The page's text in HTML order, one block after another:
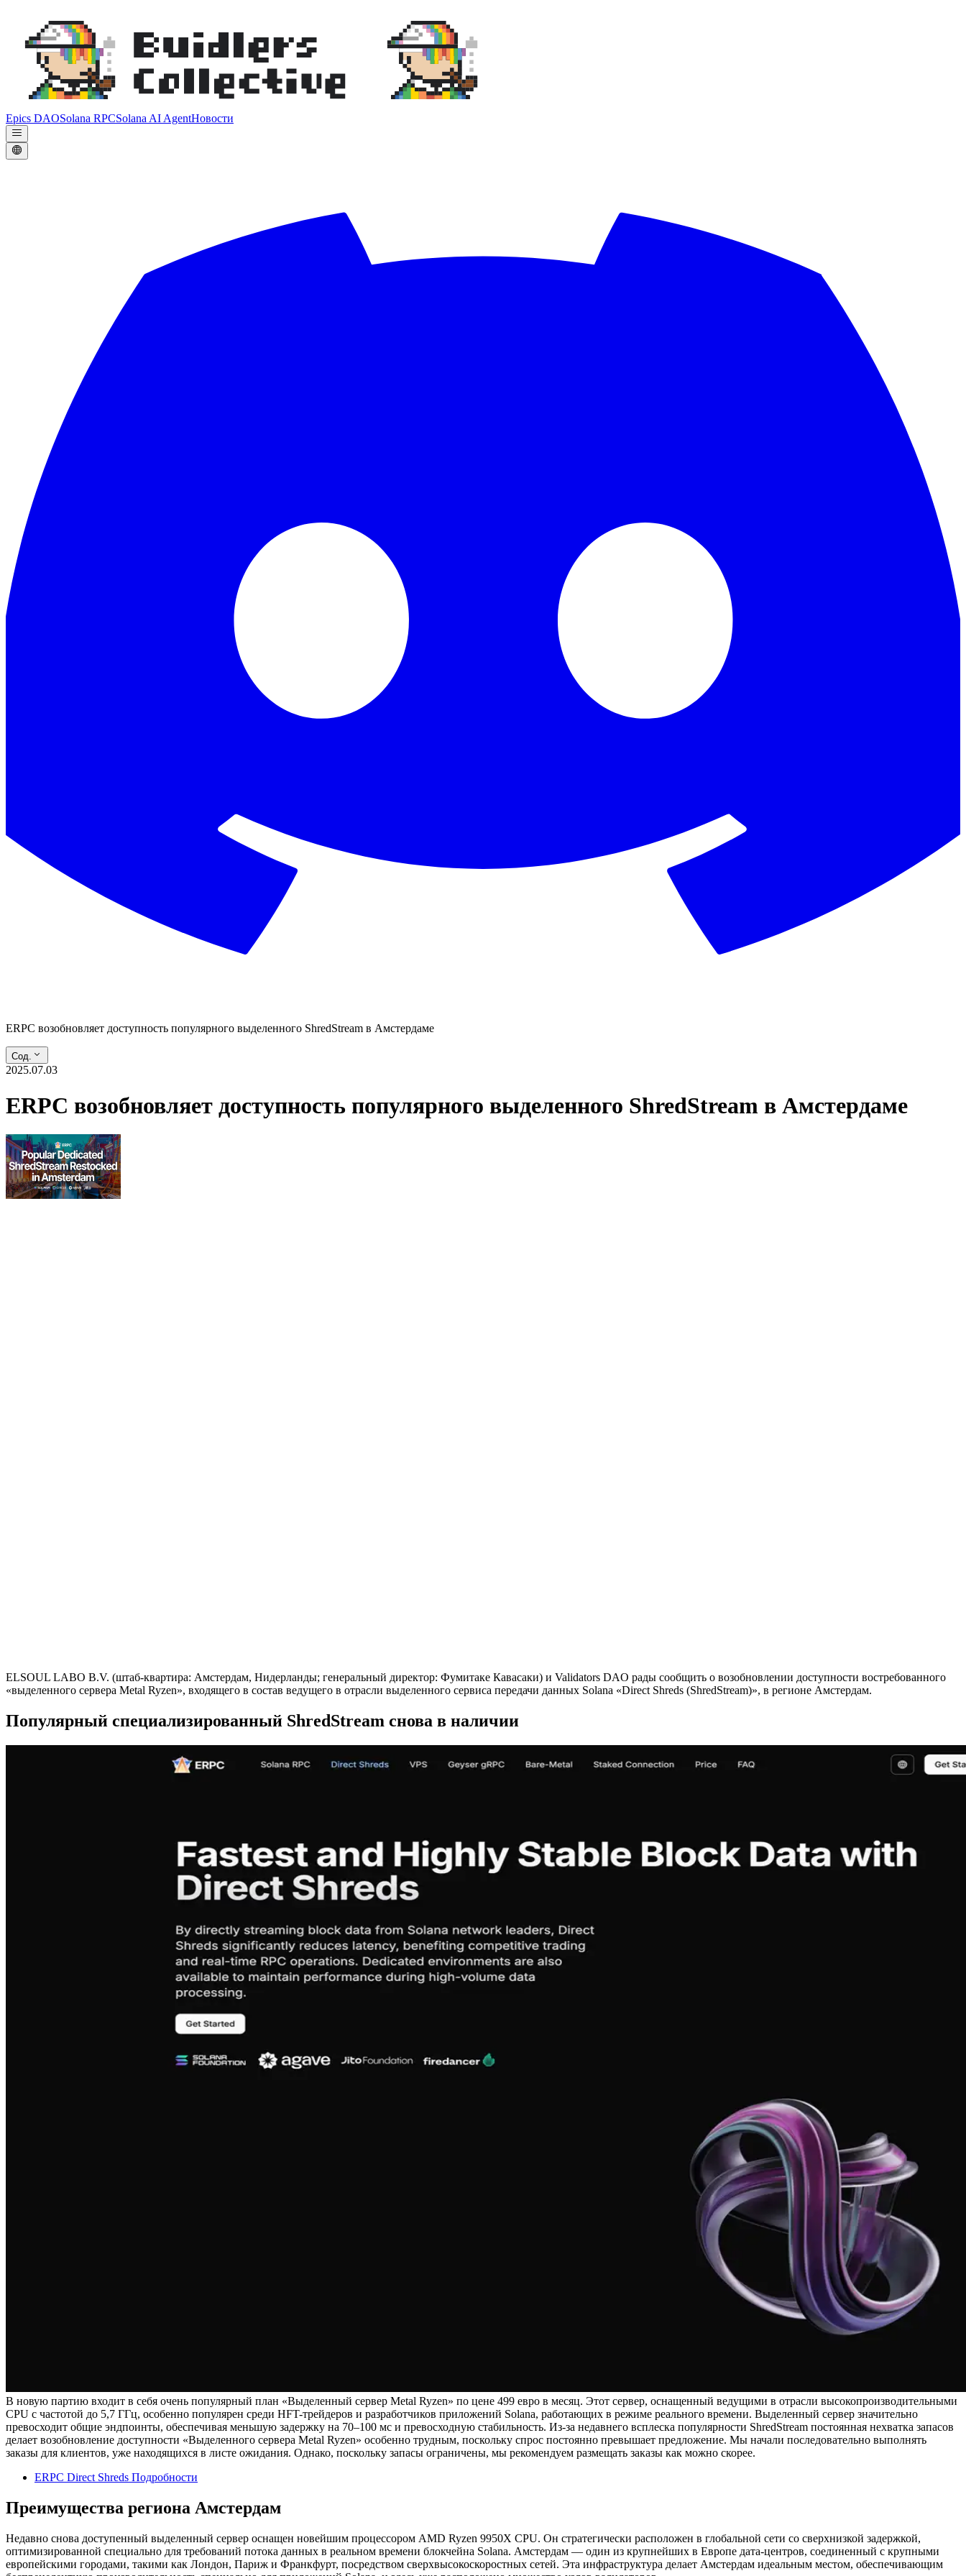
Epics DAOSolana RPCSolana AI AgentНовости
ERPC возобновляет доступность популярного выделенного ShredStream в Амстердаме
Сод.
2025.07.03
ERPC возобновляет доступность популярного выделенного ShredStream в Амстердаме
ELSOUL LABO B.V. (штаб-квартира: Амстердам, Нидерланды; генеральный директор: Фумитаке Кавасаки) и Validators DAO рады сообщить о возобновлении доступности востребованного
«выделенного сервера Metal Ryzen», входящего в состав ведущего в отрасли выделенного сервиса передачи данных Solana «Direct Shreds (ShredStream)», в регионе Амстердам.
Популярный специализированный ShredStream снова в наличии
В новую партию входит в себя очень популярный план «Выделенный сервер Metal Ryzen» по цене 499 евро в месяц. Этот сервер, оснащенный ведущими в отрасли высокопроизводительными
CPU с частотой до 5,7 ГГц, особенно популярен среди HFT-трейдеров и разработчиков приложений Solana, работающих в режиме реального времени. Выделенный сервер значительно
превосходит общие эндпоинты, обеспечивая меньшую задержку на 70–100 мс и превосходную стабильность. Из-за недавнего всплеска популярности ShredStream постоянная нехватка запасов
делает возобновление доступности «Выделенного сервера Metal Ryzen» особенно трудным, поскольку спрос постоянно превышает предложение. Мы начали последовательно выполнять
заказы для клиентов, уже находящихся в листе ожидания. Однако, поскольку запасы ограничены, мы рекомендуем размещать заказы как можно скорее.
ERPC Direct Shreds Подробности
Преимущества региона Амстердам
Недавно снова доступенный выделенный сервер оснащен новейшим процессором AMD Ryzen 9950X CPU. Он стратегически расположен в глобальной сети со сверхнизкой задержкой,
оптимизированной специально для требований потока данных в реальном времени блокчейна Solana. Амстердам — один из крупнейших в Европе дата-центров, соединенный с крупными
европейскими городами, такими как Лондон, Париж и Франкфурт, посредством сверхвысокоскоростных сетей. Эта инфраструктура делает Амстердам идеальным местом, обеспечивающим